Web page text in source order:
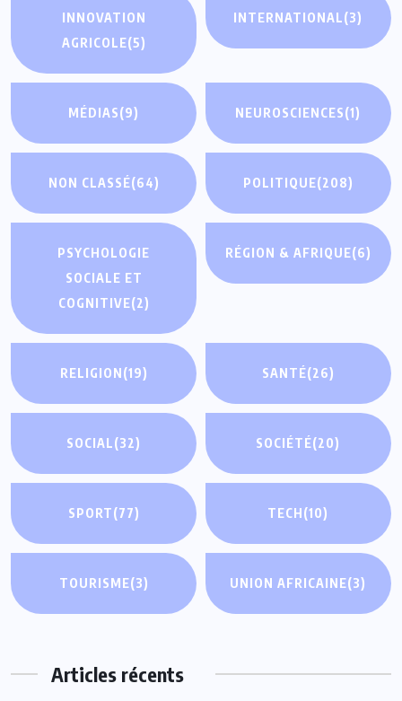
INNOVATION
AGRICOLE(5)
INTERNATIONAL(3)
MÉDIAS(9) NEUROSCIENCES(1)
NON CLASSÉ(64) POLITIQUE(208)
PSYCHOLOGIE
SOCIALE ET
COGNITIVE(2)
RÉGION & AFRIQUE(6)
RELIGION(19) SANTÉ(26)
SOCIAL(32) SOCIÉTÉ(20)
SPORT(77) TECH(10)
TOURISME(3) UNION AFRICAINE(3)
Articles récents